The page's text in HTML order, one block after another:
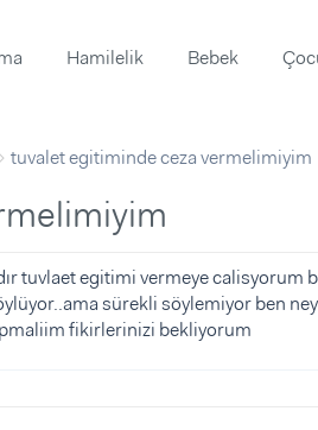
Hamilelik Bebek
tuvalet egitiminde ceza vermelimiyim
tuvlaet egitimi vermeye calisyorum
sürekli söylemiyor ben
fikirlerinizi bekliyorum